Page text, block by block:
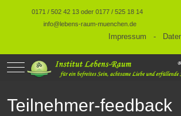
0171 / 502 42 13 oder 0177 / 525 18 14
info@lebens-raum-muenchen.de
Impressum -
Mobile Menu Toggle
Teilnehmer-feedback